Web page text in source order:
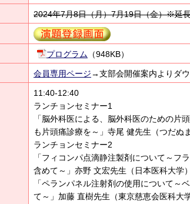
2024年7月8日（月）7月19日（金）※延
プログラム （948KB）
会員専用ページ→支部会開催案内よりダウ
11:40-12:40
ランチョンセミナー1
「脳外科医による、脳外科医のための
も片頭痛診療を～」寺尾 健先生（つだぬ
ランチョンセミナー2
「フィコンパ点滴静注製剤について～フ
含めて～」亦野 文宏先生（日本医科大学）
「ペランパネル注射剤の使用について～
て～」加藤 直樹先生（東京慈恵会医科大学